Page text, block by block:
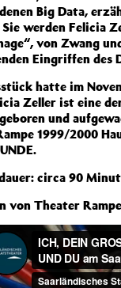
Big Data,
werden Felicia
von Zwang
Eingriffen des
hatte im
Zeller ist eine
und
1999/2000
circa 90
von Theater